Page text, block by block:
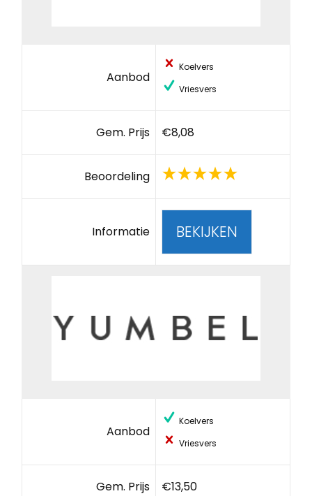
Aanbod
Koelvers
Vriesvers
Gem. Prijs €8,08
Beoordeling
Informatie BEKIJKEN
Aanbod
Koelvers
Vriesvers
Gem. Prijs €13,50